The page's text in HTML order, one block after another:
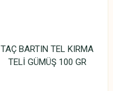
TAÇ BARTIN TEL KIRMA
TELİ GÜMÜŞ 100 GR